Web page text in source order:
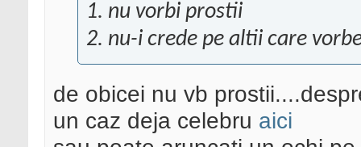
1. nu vorbi prostii
2. nu-i crede pe altii care
de obicei nu vb
un caz deja celebru aici